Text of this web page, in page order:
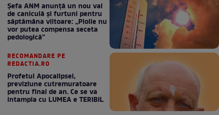
Șefa ANM anunță un nou val
de caniculă și furtuni pentru
săptămâna viitoare: „Ploile nu
vor putea compensa seceta
pedologică”
RECOMANDARE PE
REDACTIA.RO
Profetul Apocalipsei,
previziune cutremuratoare
pentru final de an. Ce se va
intampla cu LUMEA e TERIBIL